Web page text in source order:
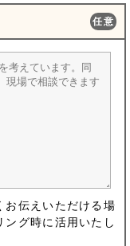
任意
伝えいただける場
グ時に活用いたし